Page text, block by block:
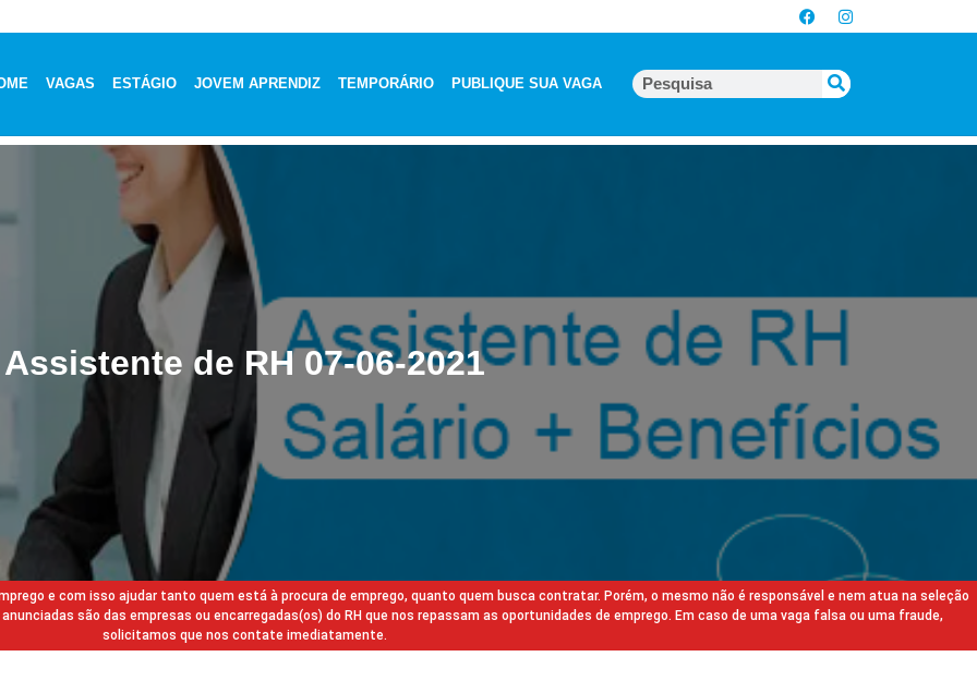
VAGAS ESTÁGIO JOVEM APRENDIZ TEMPORÁRIO PUBLIQUE SUA VAGA
Assistente de RH 07-06-2021
e com isso ajudar tanto quem está à procura de emprego, quanto quem busca contratar. Porém, o mesmo não é responsável e nem atua na seleção
são das empresas ou encarregadas(os) do RH que nos repassam as oportunidades de emprego. Em caso de uma vaga falsa ou uma fraude,
solicitamos que nos contate imediatamente.